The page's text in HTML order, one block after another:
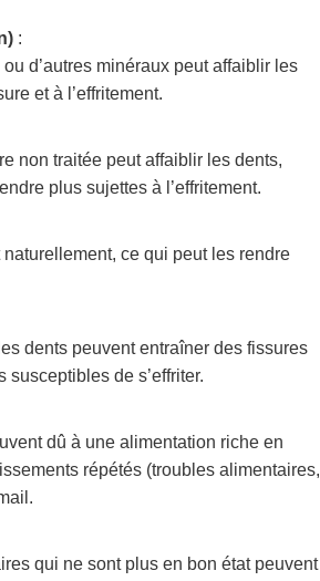
:
d’autres minéraux peut affaiblir les
et à l’effritement.
non traitée peut affaiblir les dents,
plus sujettes à l’effritement.
naturellement, ce qui peut les rendre
dents peuvent entraîner des fissures
de s’effriter.
dû à une alimentation riche en
répétés (troubles alimentaires,
qui ne sont plus en bon état peuvent